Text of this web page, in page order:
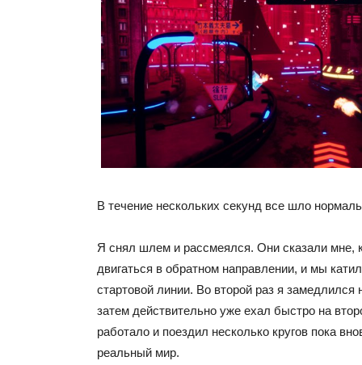
В течение нескольких секунд все шло
Я снял шлем и рассмеялся. Они сказали мне,
двигаться в обратном направлении, и мы
стартовой линии. Во второй раз я замедлился
затем действительно уже ехал быстро на
работало и поездил несколько кругов пока
реальный мир.